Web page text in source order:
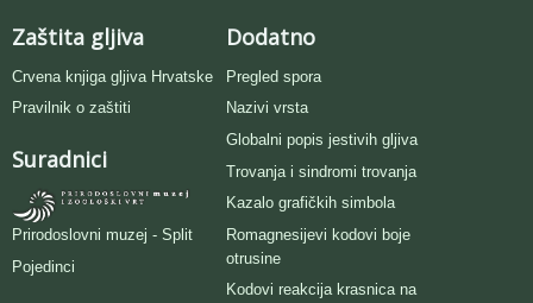
Zaštita gljiva
Crvena knjiga gljiva Hrvatske
Pravilnik o zaštiti
Suradnici
Prirodoslovni muzej - Split
Pojedinci
Dodatno
Pregled spora
Nazivi vrsta
Globalni popis jestivih gljiva
Trovanja i sindromi trovanja
Kazalo grafičkih simbola
Romagnesijevi kodovi boje
otrusine
Kodovi reakcija krasnica na